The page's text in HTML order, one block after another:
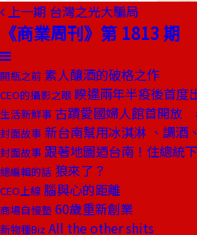
上一期 台灣之光大騙局
《商業周刊》第 1813 期
開瓶之前 素人釀酒的破格之作
CEO的攝影之眼 睽違兩年半疫後首
生活新鮮事 古蹟愛國婦人館首開放
封面故事 新台南幫用冰淇淋 、調酒
封面故事 跟著地圖迺台南！住總統
總編輯的話 狼來了？
CEO上線 腦與心的距離
商場自慢塾 60歲重新創業
新物種Biz All the other shits